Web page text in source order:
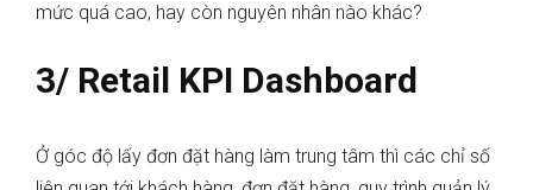
mức quá cao, hay còn nguyên nhân nào khác?
3/ Retail KPI Dashboard
Ở góc độ lấy đơn đặt hàng làm trung tâm thì các chỉ số